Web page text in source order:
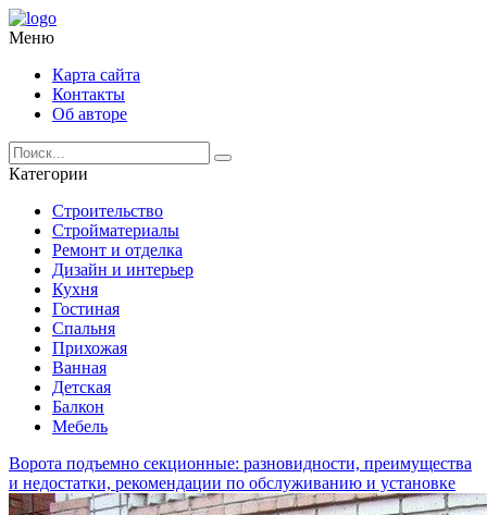
Меню
Карта сайта
Контакты
Об авторе
Категории
Строительство
Стройматериалы
Ремонт и отделка
Дизайн и интерьер
Кухня
Гостиная
Спальня
Прихожая
Ванная
Детская
Балкон
Мебель
Ворота подъемно секционные: разновидности, преимущества
и недостатки, рекомендации по обслуживанию и установке